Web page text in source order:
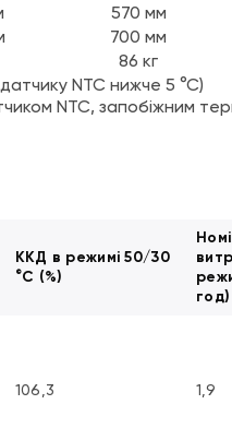
570 мм
700 мм
86 кг
NTC нижче 5 °С)
NTC, запобіжним
ККД в режимі 50/30
°C (%)
год)
106,3 1,9